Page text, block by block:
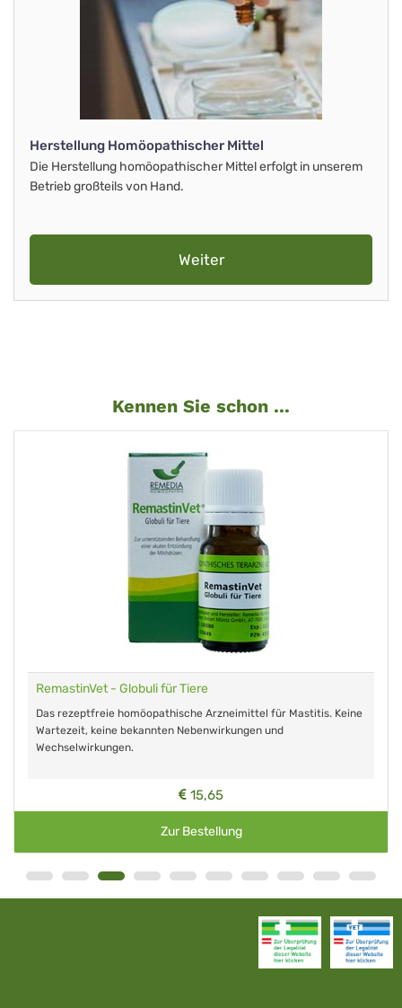
Herstellung Homöopathischer Mittel
Die Herstellung homöopathischer Mittel erfolgt in unserem
Betrieb großteils von Hand.
Weiter
Kennen Sie schon ...
RemastinVet - Globuli für Tiere
Das rezeptfreie homöopathische Arzneimittel für Mastitis. Keine
Wartezeit, keine bekannten Nebenwirkungen und
Wechselwirkungen.
15,65
Zur Bestellung